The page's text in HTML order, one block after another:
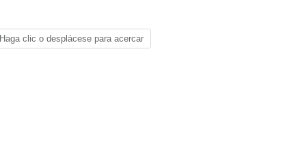
Haga clic o desplácese para acercar